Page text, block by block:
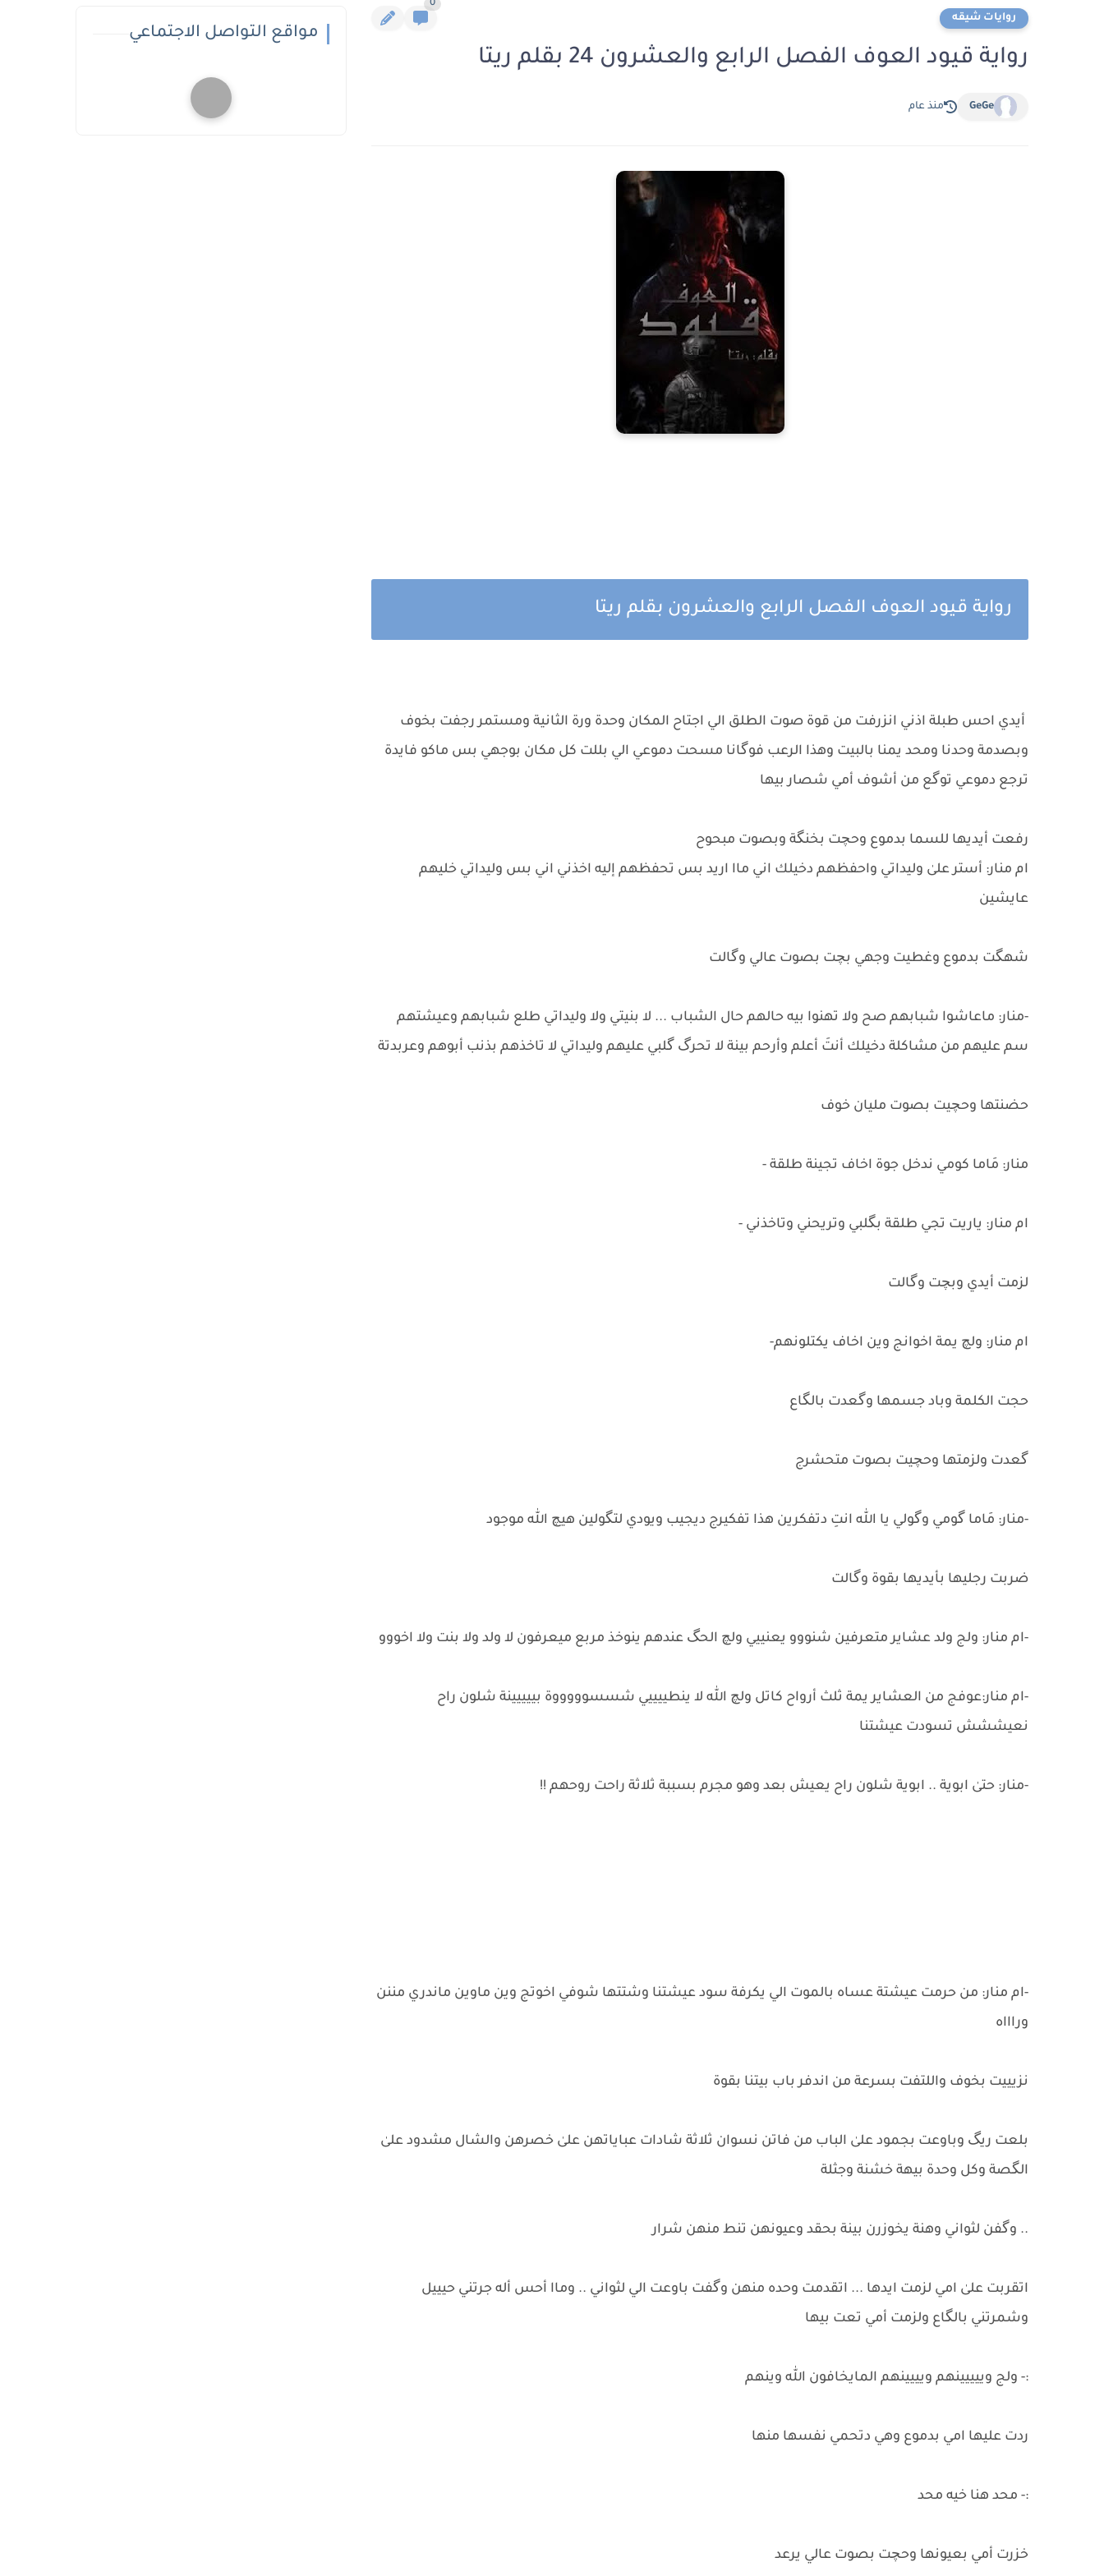
روايات شيقه
0
رواية قيود العوف الفصل الرابع والعشرون 24 بقلم ريتا
GeGe منذ عام
رواية قيود العوف الفصل الرابع والعشرون بقلم ريتا
‎ أيدي احس طبلة اذني انزرفت من قوة صوت الطلق الي اجتاح المكان وحدة ورة الثانية ومستمر رجفت بخوف
وبصدمة وحدنا ومحد يمنا بالبيت وهذا الرعب فوگانا مسحت دموعي الي بللت كل مكان بوجهي بس ماكو فايدة
ترجع دموعي توگع من أشوف أمي شصار بيها
‎ام منار: أستر علىٰ وليداتي واحفظهم دخيلك اني ماا اريد بس تحفظهم إليه اخذني اني بس وليداتي خليهم
عايشين
‎-منار: ماعاشوا شبابهم صح ولا تهنوا بيه حالهم حال الشباب ... لا بنيتي ولا وليداتي طلع شبابهم وعيشتهم
سم عليهم من مشاكلة دخيلك أنتَ أعلم وأرحم بينة لا تحرگ گلبي عليهم وليداتي لا تاخذهم بذنب أبوهم وعربدتة
-منار: مَاما گومي وگولي يا الله انتِ دتفكرين هذا تفكيرج ديجيب ويودي لتگولين هيچ الله موجود
-ام منار: ولج ولد عشاير متعرفين شنووو يعنييي ولچ الحگ عندهم ينوخذ مربع ميعرفون لا ولد ولا بنت ولا اخووو
-ام منار:عوفج من العشاير يمة ثلث أرواح كاتل ولچ الله لا ينطييييي شسسوووووة بييييينة شلون راح
نعيششش تسودت عيشتنا
-منار: حتىٰ ابوية .. ابوية شلون راح يعيش بعد وهو مجرم بسببة ثلاثة راحت روحهم !!
-ام منار: من حرمت عيشتة عساه بالموت الي يكرفة سود عيشتنا وشتتها شوفي اخوتج وين ماوين ماندري مننن
وراااه
‎بلعت ريگ وباوعت بجمود علىٰ الباب من فاتن نسوان ثلاثة شادات عباياتهن علىٰ خصرهن والشال مشدود علىٰ
الگصة وكل وحدة بيهة خشنة وجثلة
اتقربت علىٰ امي لزمت ايدها ... اتقدمت وحده منهن وگفت باوعت الي لثواني .. وماا أحس أله جرتني حيييل
وشمرتني بالگاع ولزمت أمي تعت بيها
:- ولج وييييينهم ويييينهم المايخافون الله وينهم
:- محد هنا خيه محد
خزرت أمي بعيونها وحچت بصوت عالي يرعد
مواقع التواصل الاجتماعي